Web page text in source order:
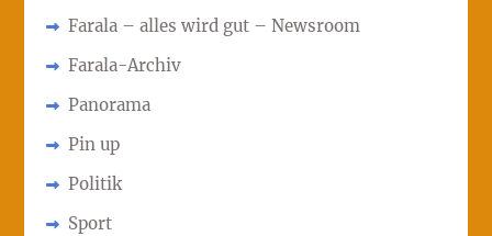
Farala – alles wird gut – Newsroom
Farala-Archiv
Panorama
Pin up
Politik
Sport